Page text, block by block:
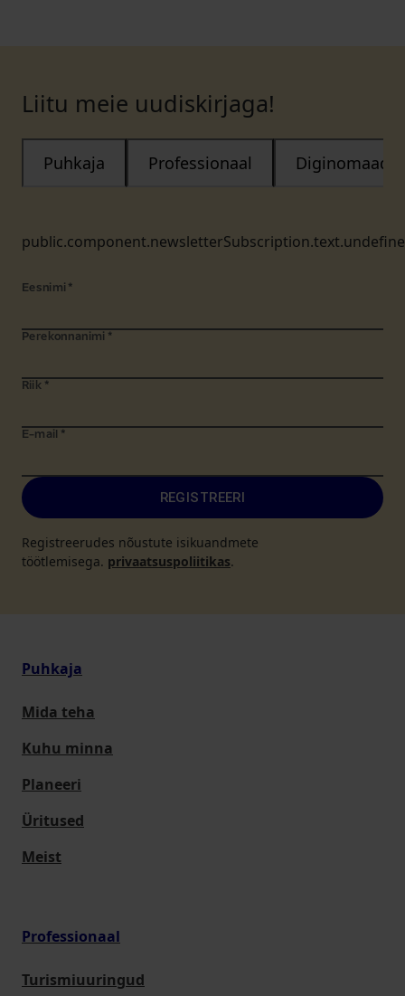
Liitu meie uudiskirjaga!
Puhkaja Professionaal Diginomaad
Eesnimi *
Perekonnanimi *
Riik *
E-mail *
REGISTREERI
Registreerudes nõustute isikuandmete
töötlemisega. privaatsuspoliitikas.
Puhkaja
Mida teha
Kuhu minna
Planeeri
Üritused
Meist
Professionaal
Turismiuuringud